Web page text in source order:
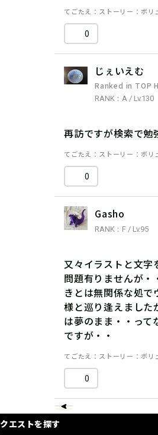
てごたえ ストーリー ボリ
0
じぇいえむ
Ranked in TOP
RANK：A / Lv.130
再訪ですが検索で勉
てごたえ ストーリー ボリ
0
Gasho
RANK：F / Lv.95
又々イラストと文
問題有りませんが
きとは無関係な処
様と巡り逢えました
は夢のまま・・って
ですが・・
てごたえ ストーリー ボリ
0
クエストを探す